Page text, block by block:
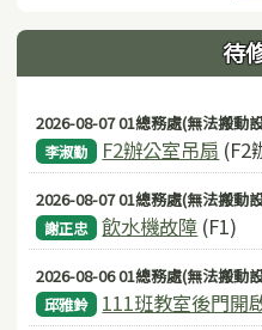
待
2026-08-07 01總務處(無法搬動
李淑勤 F2辦公室吊扇 (F2
2026-08-07 01總務處(無法搬動
謝正忠 飲水機故障 (F1)
2026-08-06 01總務處(無法搬動
邱雅鈴 111班教室後門開